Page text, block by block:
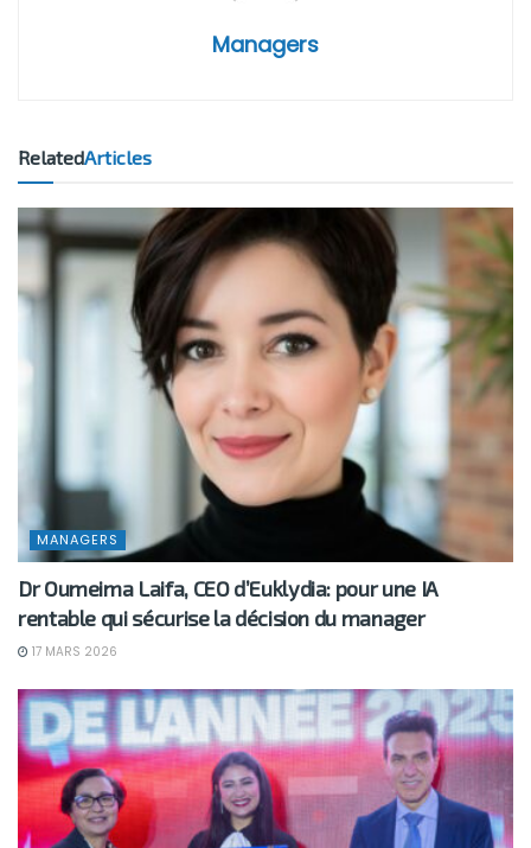
Managers
RelatedArticles
MANAGERS
Dr Oumeima Laifa, CEO d’Euklydia: pour une IA
rentable qui sécurise la décision du manager
17 MARS 2026